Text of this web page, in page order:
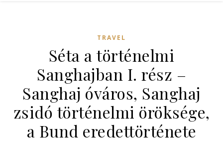
TRAVEL
Séta a történelmi
Sanghajban I. rész –
Sanghaj óváros, Sanghaj
zsidó történelmi öröksége,
a Bund eredettörténete